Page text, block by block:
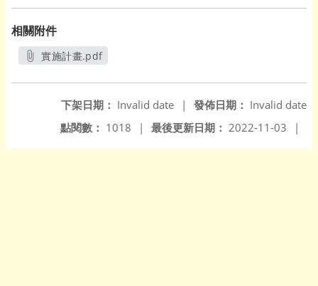
相關附件
實施計畫.pdf
發佈日期： Invalid date
下架日期： Invalid date
|
最後更新日期： 2022-11-03 |
點閱數： 1018 |